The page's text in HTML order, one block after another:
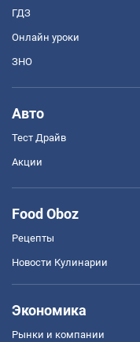
ГДЗ
Онлайн уроки
ЗНО
Авто
Тест Драйв
Акции
Food Oboz
Рецепты
Новости Кулинарии
Экономика
Рынки и компании